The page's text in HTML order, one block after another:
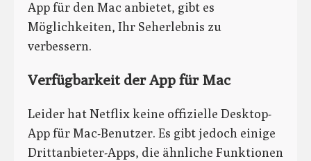
App für den Mac anbietet, gibt es
Möglichkeiten, Ihr Seherlebnis zu
verbessern.
Verfügbarkeit der App für Mac
Leider hat Netflix keine offizielle Desktop-
App für Mac-Benutzer. Es gibt jedoch einige
Drittanbieter-Apps, die ähnliche Funktionen